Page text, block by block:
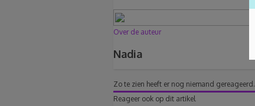
Over de auteur
Nadia
Zo te zien heeft er nog niemand gereageerd.
Reageer ook op dit artikel